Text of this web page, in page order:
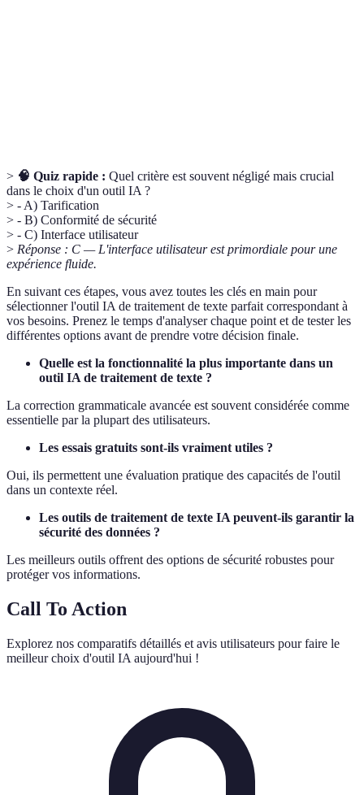
> 🧠 Quiz rapide : Quel critère est souvent négligé mais crucial
dans le choix d'un outil IA ?
> - A) Tarification
> - B) Conformité de sécurité
> - C) Interface utilisateur
> Réponse : C — L'interface utilisateur est primordiale pour une
expérience fluide.
En suivant ces étapes, vous avez toutes les clés en main pour
sélectionner l'outil IA de traitement de texte parfait correspondant à
vos besoins. Prenez le temps d'analyser chaque point et de tester les
différentes options avant de prendre votre décision finale.
Quelle est la fonctionnalité la plus importante dans un
outil IA de traitement de texte ?
La correction grammaticale avancée est souvent considérée comme
essentielle par la plupart des utilisateurs.
Les essais gratuits sont-ils vraiment utiles ?
Oui, ils permettent une évaluation pratique des capacités de l'outil
dans un contexte réel.
Les outils de traitement de texte IA peuvent-ils garantir la
sécurité des données ?
Les meilleurs outils offrent des options de sécurité robustes pour
protéger vos informations.
Call To Action
Explorez nos comparatifs détaillés et avis utilisateurs pour faire le
meilleur choix d'outil IA aujourd'hui !